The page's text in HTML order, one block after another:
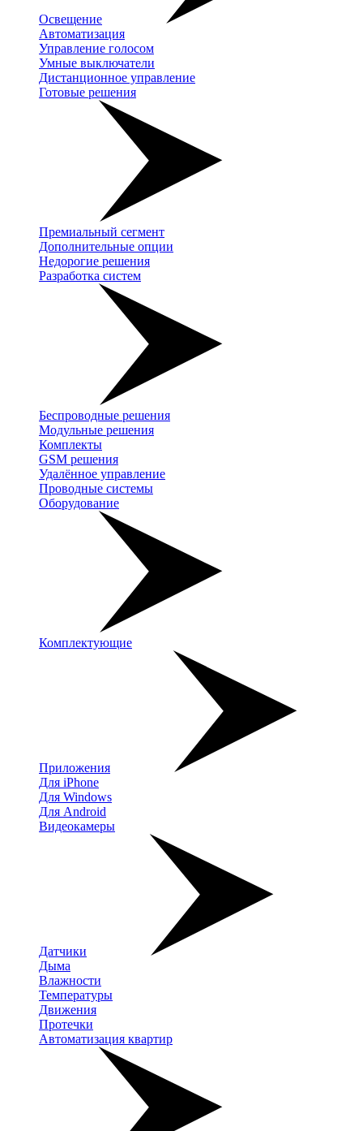
Освещение
Автоматизация
Управление голосом
Умные выключатели
Дистанционное управление
Готовые решения
Премиальный сегмент
Дополнительные опции
Недорогие решения
Разработка систем
Беспроводные решения
Модульные решения
Комплекты
GSM решения
Удалённое управление
Проводные системы
Оборудование
Комплектующие
Приложения
Для iPhone
Для Windows
Для Android
Видеокамеры
Датчики
Дыма
Влажности
Температуры
Движения
Протечки
Автоматизация квартир